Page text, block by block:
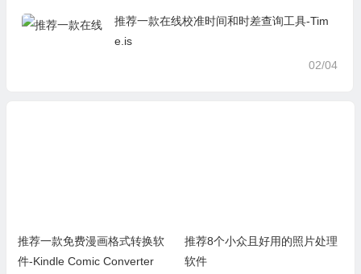
推荐一款在线校准时间和时差查询工具-Tim
e.is
02/04
推荐一款免费漫画格式转换软
件-Kindle Comic Converter
推荐8个小众且好用的照片处理
软件